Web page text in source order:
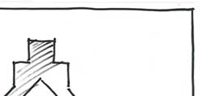
(Mitte Juni 2015).
wurde durch Albert Stromann
Anstrichversehen, so dass es für die